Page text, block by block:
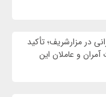
در مزارشریف؛ تأکید
و عاملان این